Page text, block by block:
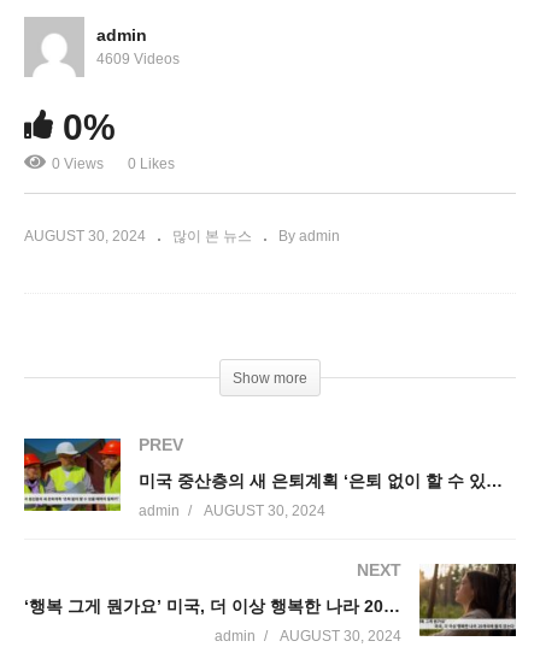
져, 0.25 포인트 우세’
admin
4609 Videos
0%
0 Views 0 Likes
AUGUST 30, 2024 많이 본 뉴스 By admin
Show more
PREV
미국 중산층의 새 은퇴계획 ‘은퇴 없이 할 수 있을 때까지 일하기’
admin AUGUST 30, 2024
NEXT
‘행복 그게 뭔가요’ 미국, 더 이상 행복한 나라 20개국에 들지 않는다
admin AUGUST 30, 2024